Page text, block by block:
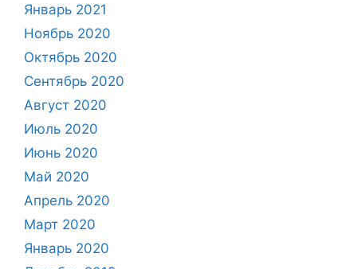
Январь 2021
Ноябрь 2020
Октябрь 2020
Сентябрь 2020
Август 2020
Июль 2020
Июнь 2020
Май 2020
Апрель 2020
Март 2020
Январь 2020